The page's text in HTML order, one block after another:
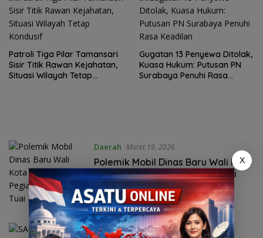
Patroli Tiga Pilar Tamansari
Sisir Titik Rawan Kejahatan,
Situasi Wilayah Tetap
Gugatan 13 Penyewa Ditolak,
Kuasa Hukum: Putusan PN
Surabaya Penuhi Rasa
Daerah Maret 19, 2026
Polemik Mobil Dinas Baru Wali Kota
Probolinggo, Pegiat Antikorupsi
Tuai Kecaman
Daerah Februari 8, 2026
X